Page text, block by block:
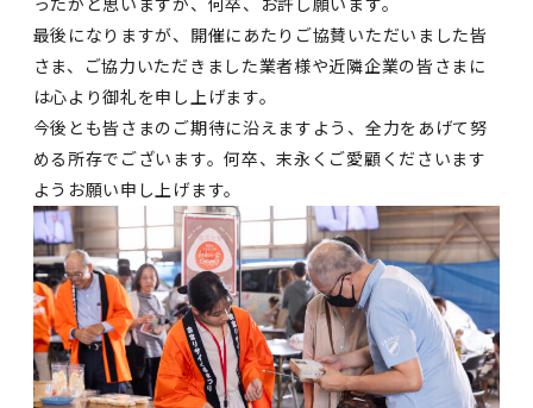
ったかと思いますが、何卒、お許し願います。
最後になりますが、開催にあたりご協賛いただいました皆
さま、ご協力いただきました業者様や近隣企業の皆さまに
は心より御礼を申し上げます。
今後とも皆さまのご期待に沿えますよう、全力をあげて努
める所存でございます。何卒、末永くご愛顧くださいます
ようお願い申し上げます。